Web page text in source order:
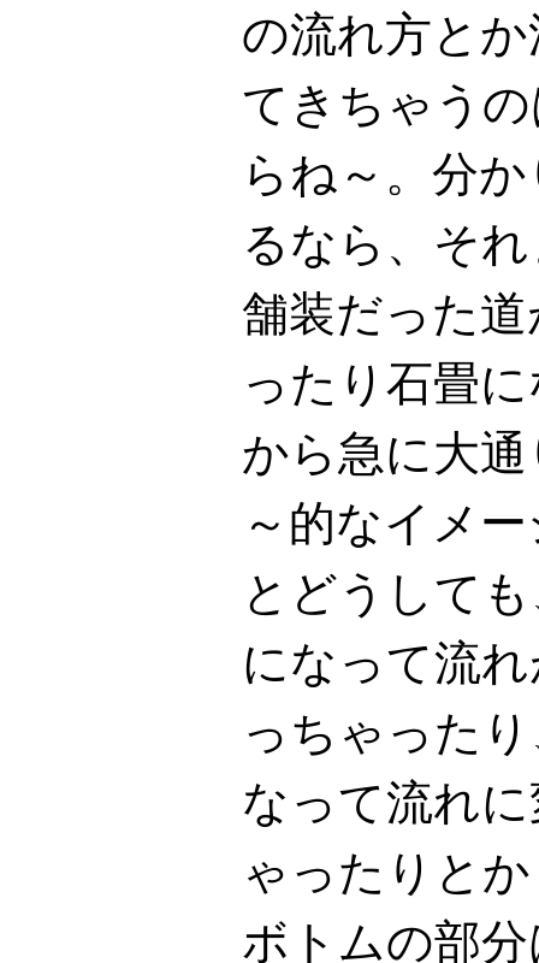
の流れ方と
てきちゃう
らね～。分
るなら、そ
舗装だった
ったり石畳
から急に大
～的なイメ
とどうして
になって流
っちゃった
なって流れ
ゃったりと
ボトムの部